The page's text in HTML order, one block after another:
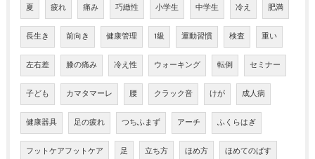
夏 疲れ 痛み 巧緻性 小学生 中学生 冷え 肥満
長生き 前向き 健康管理 1級 運動習慣 検査 重い
左右差 膝の痛み 冷え性 ウォーキング 転倒 セミナー
子ども カマタマーレ 腰 クラック音 けが 成人病
健康器具 足の疲れ つちふまず アーチ ふくらはぎ
フットケアフットケア 足 立ち方 ほめ方 ほめてのばす